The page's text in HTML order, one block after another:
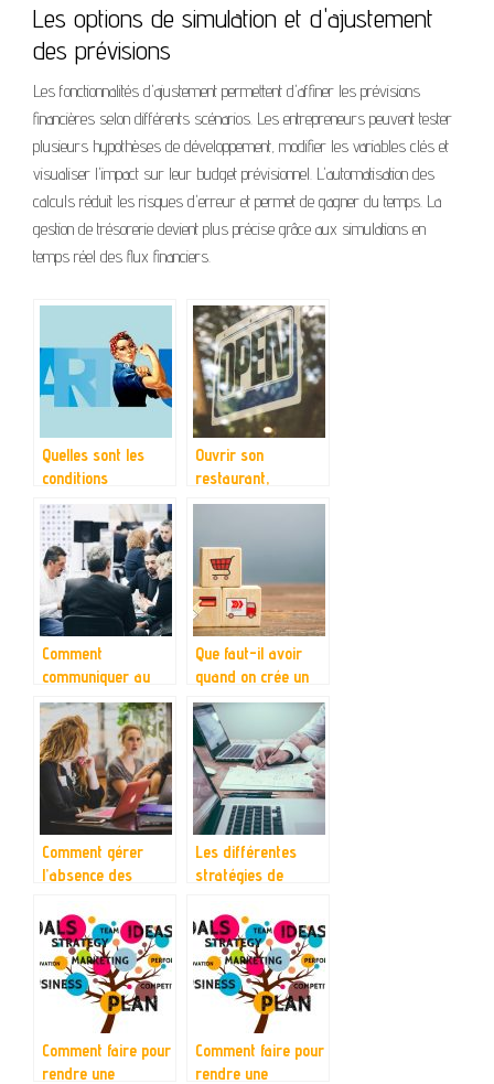
Les options de simulation et d'ajustement
des prévisions
Les fonctionnalités d'ajustement permettent d'affiner les prévisions
financières selon différents scénarios. Les entrepreneurs peuvent tester
plusieurs hypothèses de développement, modifier les variables clés et
visualiser l'impact sur leur budget prévisionnel. L'automatisation des
calculs réduit les risques d'erreur et permet de gagner du temps. La
gestion de trésorerie devient plus précise grâce aux simulations en
temps réel des flux financiers.
Quelles sont les
conditions
inhérentes à la
création d’une
entreprise ?
Ouvrir son
restaurant,
comment faire ?
Comment
communiquer au
sein d’une
entreprise ?
Que faut-il avoir
quand on crée un
e-commerce ?
Comment gérer
l’absence des
Les différentes
stratégies de
Comment faire pour
rendre une
Comment faire pour
rendre une